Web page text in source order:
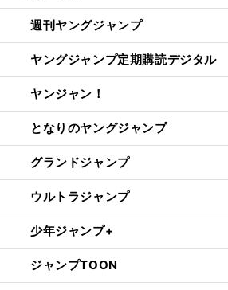
週刊ヤングジャンプ
ヤングジャンプ定期購読デジタル
ヤンジャン！
となりのヤングジャンプ
グランドジャンプ
ウルトラジャンプ
少年ジャンプ+
ジャンプTOON